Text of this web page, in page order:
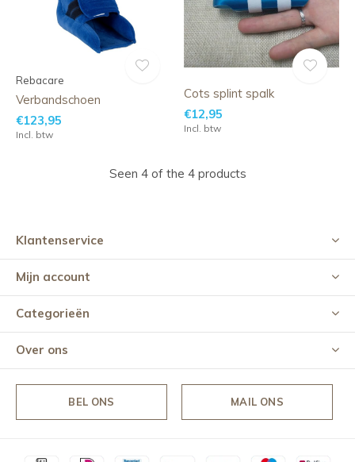
Rebacare
Verbandschoen
€123,95
Incl. btw
Cots splint spalk
€12,95
Incl. btw
Seen 4 of the 4 products
Klantenservice
Mijn account
Categorieën
Over ons
BEL ONS MAIL ONS